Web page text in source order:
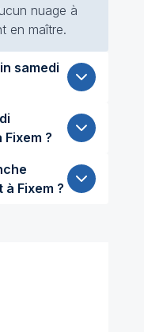
nuage à
en maître.
à Fixem ?
9 aout à Fixem ?